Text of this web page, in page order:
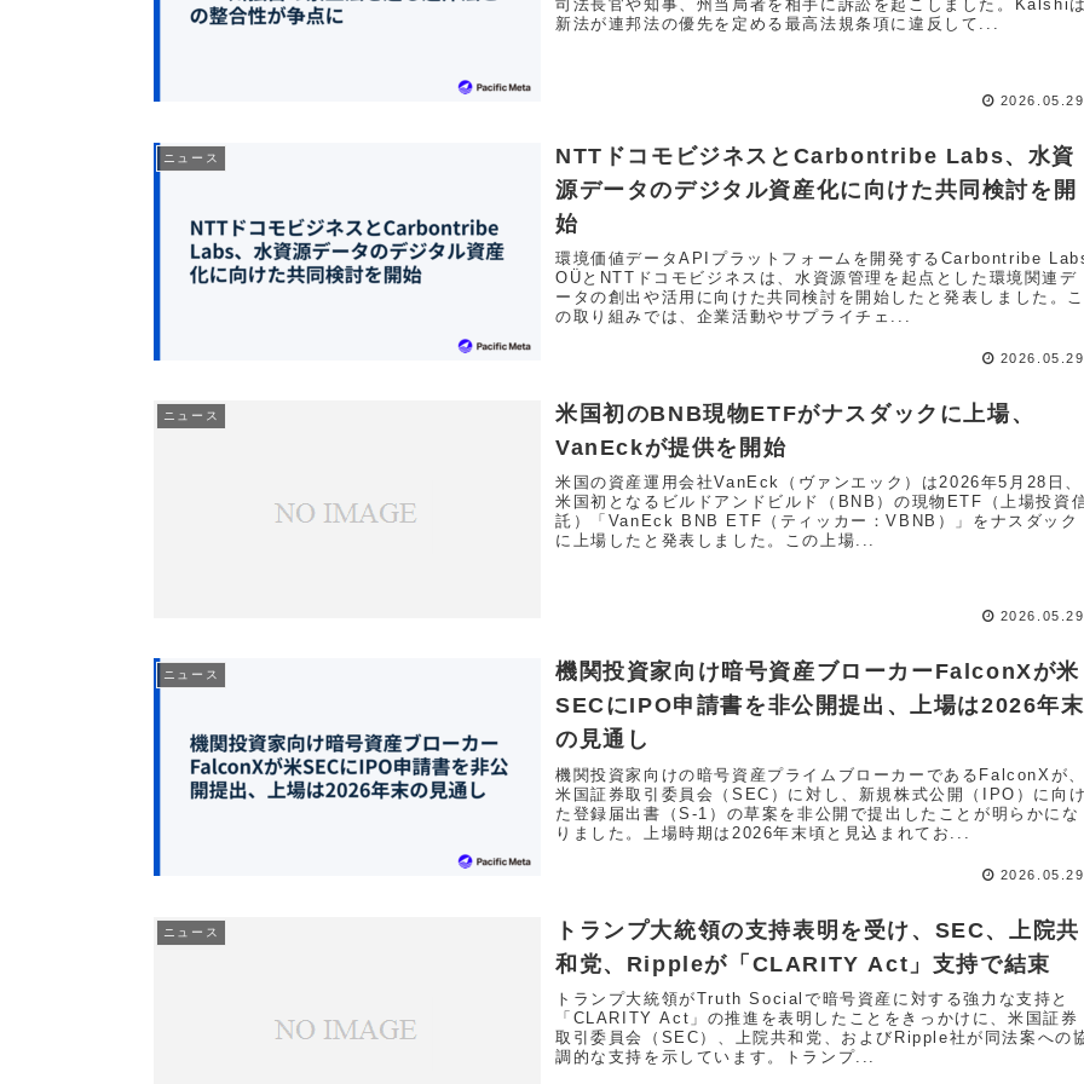
司法長官や知事、州当局者を相手に訴訟を起こしました。Kalshiは
新法が連邦法の優先を定める最高法規条項に違反して...
2026.05.29
ニュース
NTTドコモビジネスとCarbontribe Labs、水資
源データのデジタル資産化に向けた共同検討を開
始
環境価値データAPIプラットフォームを開発するCarbontribe
OÜとNTTドコモビジネスは、水資源管理を起点とした環境関連デ
ータの創出や活用に向けた共同検討を開始したと発表しました。こ
の取り組みでは、企業活動やサプライチェ...
2026.05.29
ニュース
米国初のBNB現物ETFがナスダックに上場、
VanEckが提供を開始
米国の資産運用会社VanEck（ヴァンエック）は2026年5月28日、
米国初となるビルドアンドビルド（BNB）の現物ETF（上場投資
託）「VanEck BNB ETF（ティッカー：VBNB）」をナスダック
に上場したと発表しました。この上場...
2026.05.29
ニュース
機関投資家向け暗号資産ブローカーFalconXが米
SECにIPO申請書を非公開提出、上場は2026年末
の見通し
機関投資家向けの暗号資産プライムブローカーであるFalconXが、
米国証券取引委員会（SEC）に対し、新規株式公開（IPO）に向け
た登録届出書（S-1）の草案を非公開で提出したことが明らかにな
りました。上場時期は2026年末頃と見込まれてお...
2026.05.29
ニュース
トランプ大統領の支持表明を受け、SEC、上院共
和党、Rippleが「CLARITY Act」支持で結束
トランプ大統領がTruth Socialで暗号資産に対する強力な支持と
「CLARITY Act」の推進を表明したことをきっかけに、米国証券
取引委員会（SEC）、上院共和党、およびRipple社が同法案への
調的な支持を示しています。トランプ...